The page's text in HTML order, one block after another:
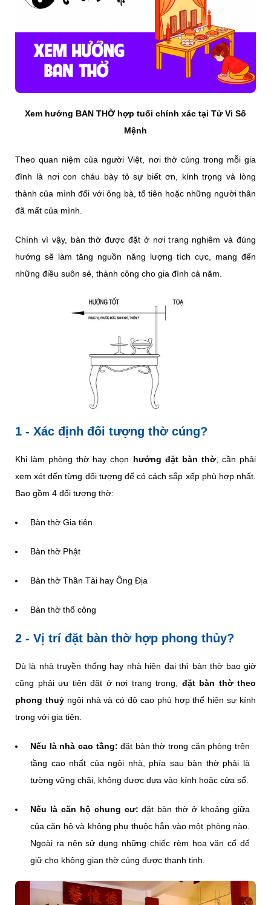
Xem hướng BAN THỜ hợp tuổi chính xác tại Tử Vi Số
Mệnh
Theo quan niệm của người Việt, nơi thờ cúng trong mỗi gia
đình là nơi con cháu bày tỏ sự biết ơn, kính trọng và lòng
thành của mình đối với ông bà, tổ tiên hoặc những người thân
đã mất của mình.
Chính vì vậy, bàn thờ được đặt ở nơi trang nghiêm và đúng
hướng sẽ làm tăng nguồn năng lượng tích cực, mang đến
những điều suôn sẻ, thành công cho gia đình cả năm.
1 - Xác định đối tượng thờ cúng?
Khi làm phòng thờ hay chọn hướng đặt bàn thờ, cần phải
xem xét đến từng đối tượng để có cách sắp xếp phù hợp nhất.
Bao gồm 4 đối tượng thờ:
Bàn thờ Gia tiên
Bàn thờ Phật
Bàn thờ Thần Tài hay Ông Địa
Bàn thờ thổ công
2 - Vị trí đặt bàn thờ hợp phong thủy?
Dù là nhà truyền thống hay nhà hiện đại thì bàn thờ bao giờ
cũng phải ưu tiên đặt ở nơi trang trọng, đặt bàn thờ theo
phong thuỷngôi nhà và có độ cao phù hợp thể hiện sự kính
trọng với gia tiên.
Nếu là nhà cao tầng:đặt bàn thờ trong căn phòng trên
tầng cao nhất của ngôi nhà, phía sau bàn thờ phải là
tường vững chãi, không được dựa vào kính hoặc cửa sổ.
Nếu là căn hộ chung cư:đặt bàn thờ ở khoảng giữa
của căn hộ và không phụ thuộc hẳn vào một phòng nào.
Ngoài ra nên sử dụng những chiếc rèm hoa văn cổ để
giữ cho không gian thờ cúng được thanh tịnh.